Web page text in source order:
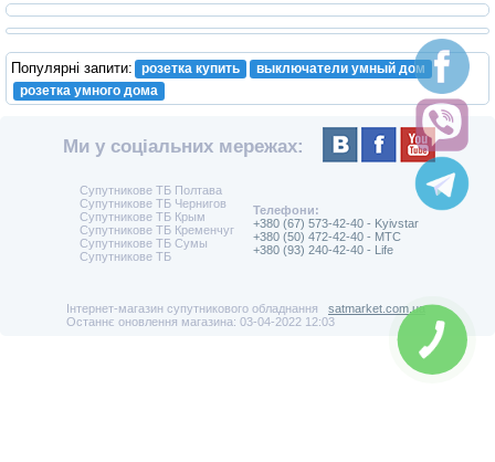
Популярні запити: розетка купить
выключатели умный дом
розетка умного дома
Ми у соціальних мережах:
Супутникове ТБ Полтава
Супутникове ТБ Чернигов
Супутникове ТБ Крым
Супутникове ТБ Кременчуг
Супутникове ТБ Сумы
Супутникове ТБ
Телефони:
+380 (67) 573-42-40 - Kyivstar
+380 (50) 472-42-40 - MTC
+380 (93) 240-42-40 - Life
Інтернет-магазин супутникового обладнання satmarket.com.ua
Останнє оновлення магазина: 03-04-2022 12:03